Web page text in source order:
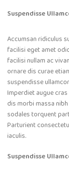
Suspendisse
Accumsan ridiculus
facilisi eget amet
facilisi nullam ac
ornare dis curae
suspendisse
Imperdiet augue
dis morbi massa
sodales torquent
Parturient
iaculis.
Suspendisse